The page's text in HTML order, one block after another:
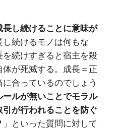
長し続けることに意味が
続けるモノは何もな
続けすぎると宿主を殺
が死滅する。成長＝正
合っているのでしょう
ールが無いことでモラル
が行われることを防ぐ
」といった質問に対して